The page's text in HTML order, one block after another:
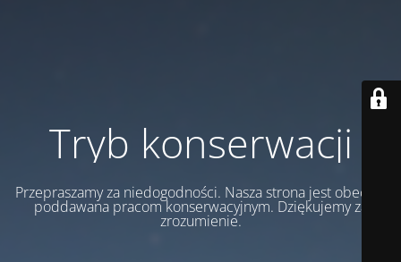
Tryb konserwacji
Przepraszamy za niedogodności. Nasza strona jest obecnie
poddawana pracom konserwacyjnym. Dziękujemy za
zrozumienie.